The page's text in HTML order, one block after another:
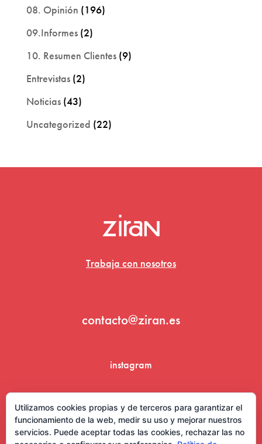
08. Opinión (196)
09.Informes(2)
10. Resumen Clientes(9)
Entrevistas(2)
Noticias(43)
Uncategorized (22)
Trabaja con nosotros
contacto@ziran.es
instagram
Utilizamos cookies propias y de terceros para garantizar el
funcionamiento de la web, medir su uso y mejorar nuestros
servicios. Puede aceptar todas las cookies, rechazar las no